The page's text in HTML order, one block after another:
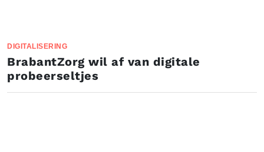
DIGITALISERING
BrabantZorg wil af van digitale
probeerseltjes